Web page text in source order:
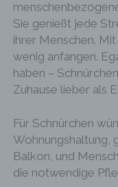
Sie genießt jede
ihrer Menschen.
wenig anfangen.
haben –
Zuhause lieber als
Für Schnürchen
Wohnungshaltung,
Balkon, und
die notwendige
Gesamtheit der
Verantwortlichen
diesem
Verfügung.
Die Internetseite
Vorschriften
elektronische
Unternehmen
Kommunikation
ebenfalls eine